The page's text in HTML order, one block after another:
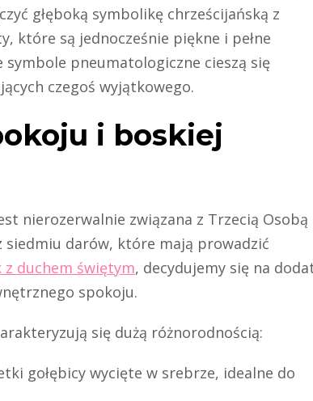
głęboką symbolikę chrześcijańską z
które są jednocześnie piękne i pełne
symbole pneumatologiczne cieszą się
czegoś wyjątkowego.
i boskiej
nierozerwalnie związana z Trzecią Osobą
siedmiu darów, które mają prowadzić
z duchem świętym, decydujemy się na
spokoju.
się dużą różnorodnością:
gołębicy wycięte w srebrze, idealne do